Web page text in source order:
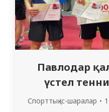
Павлодар
үстел
Спорттық іс-шаралар